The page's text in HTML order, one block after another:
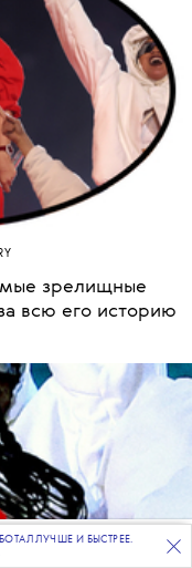
РАССЫЛКУ
зрелищные
всю его историю
ЛУЧШЕ И БЫСТРЕЕ.